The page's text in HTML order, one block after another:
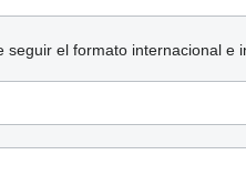
el formato internacional e